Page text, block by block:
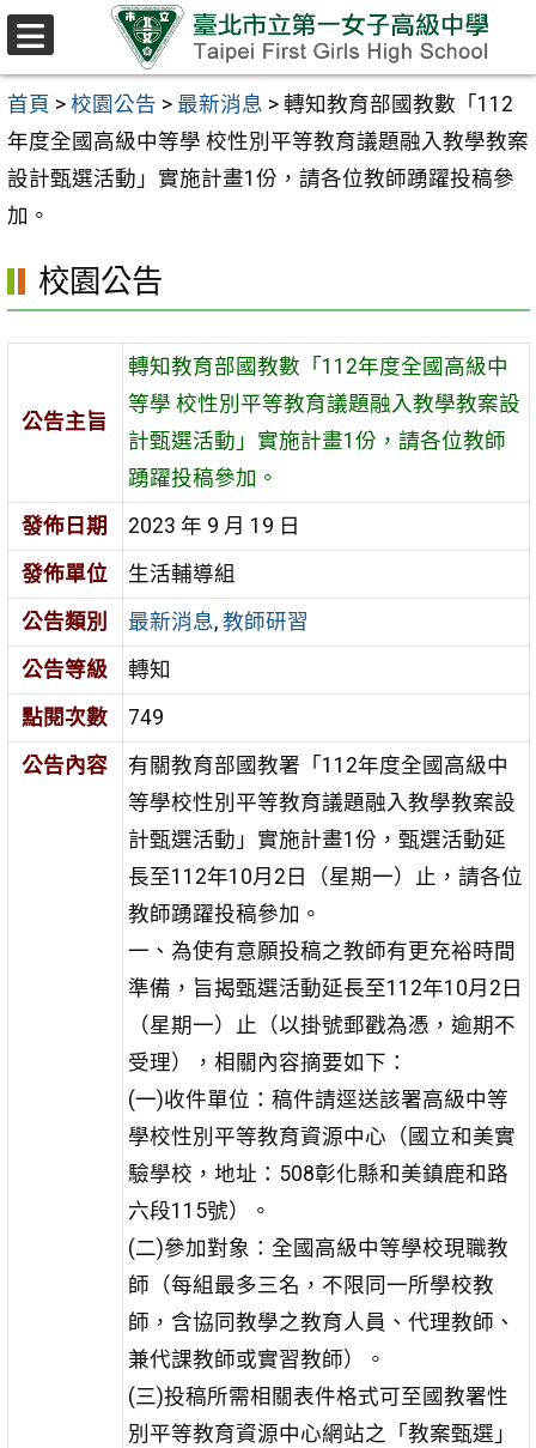
跳至主要內容區
首頁 > 校園公告 > 最新消息 > 轉知教育部國教數「112
年度全國高級中等學 校性別平等教育議題融入教學教案
設計甄選活動」實施計畫1份，請各位教師踴躍投稿參
加。
校園公告
公告主旨
轉知教育部國教數「112年度全國高級中
等學 校性別平等教育議題融入教學教案設
計甄選活動」實施計畫1份，請各位教師
踴躍投稿參加。
發佈日期
2023 年 9 月 19 日
發佈單位
生活輔導組
公告類別
最新消息, 教師研習
公告等級
轉知
點閱次數
749
公告內容
有關教育部國教署「112年度全國高級中
等學校性別平等教育議題融入教學教案設
計甄選活動」實施計畫1份，甄選活動延
長至112年10月2日（星期一）止，請各位
教師踴躍投稿參加。
一、為使有意願投稿之教師有更充裕時間
準備，旨揭甄選活動延長至112年10月2日
（星期一）止（以掛號郵戳為憑，逾期不
受理），相關內容摘要如下：
(一)收件單位：稿件請逕送該署高級中等
學校性別平等教育資源中心（國立和美實
驗學校，地址：508彰化縣和美鎮鹿和路
六段115號）。
(二)參加對象：全國高級中等學校現職教
師（每組最多三名，不限同一所學校教
師，含協同教學之教育人員、代理教師、
兼代課教師或實習教師）。
(三)投稿所需相關表件格式可至國教署性
別平等教育資源中心網站之「教案甄選」
選
單